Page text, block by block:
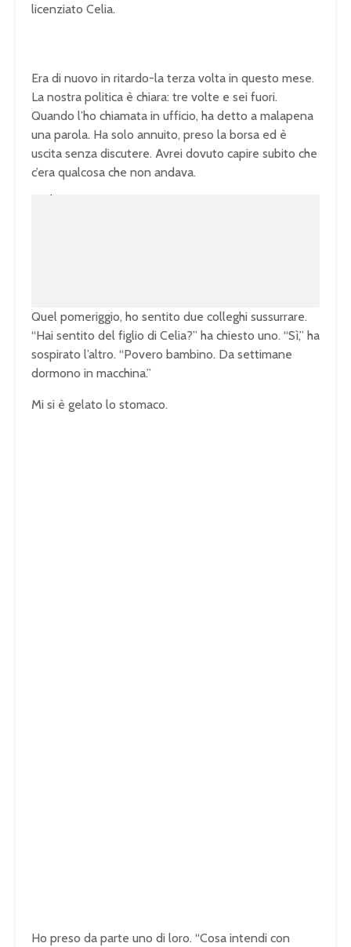
licenziato Celia.
Era di nuovo in ritardo-la terza volta in questo mese.
La nostra politica è chiara: tre volte e sei fuori.
Quando l’ho chiamata in ufficio, ha detto a malapena
una parola. Ha solo annuito, preso la borsa ed è
uscita senza discutere. Avrei dovuto capire subito che
c’era qualcosa che non andava.
Quel pomeriggio, ho sentito due colleghi sussurrare.
“Hai sentito del figlio di Celia?” ha chiesto uno. “Sì,” ha
sospirato l’altro. “Povero bambino. Da settimane
dormono in macchina.”
Mi si è gelato lo stomaco.
Ho preso da parte uno di loro. “Cosa intendi con